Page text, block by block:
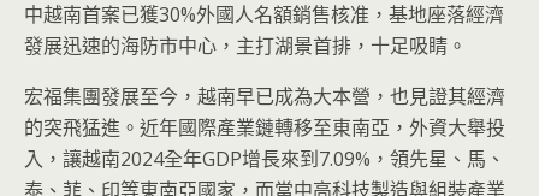
中越南首案已獲30%外國人名額銷售核准，基地座落經濟
發展迅速的海防市中心，主打湖景首排，十足吸睛。
宏福集團發展至今，越南早已成為大本營，也見證其經濟
的突飛猛進。近年國際產業鏈轉移至東南亞，外資大舉投
入，讓越南2024全年GDP增長來到7.09%，領先星、馬、
泰、菲、印等東南亞國家，而當中高科技製造與組裝產業